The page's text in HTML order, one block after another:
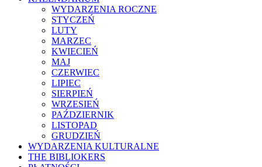
WYDARZENIA ROCZNE
STYCZEŃ
LUTY
MARZEC
KWIECIEŃ
MAJ
CZERWIEC
LIPIEC
SIERPIEŃ
WRZESIEŃ
PAŹDZIERNIK
LISTOPAD
GRUDZIEŃ
WYDARZENIA KULTURALNE
THE BIBLIOKERS